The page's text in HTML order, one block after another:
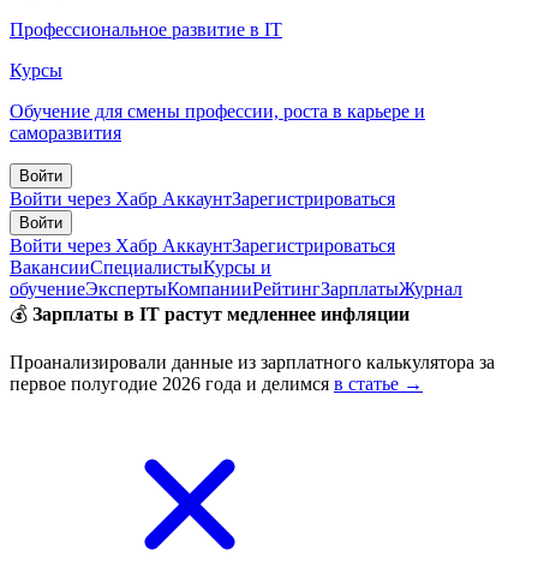
Профессиональное развитие в IT
Курсы
Обучение для смены профессии, роста в карьере и
саморазвития
Войти
Войти через Хабр АккаунтЗарегистрироваться
Войти
Войти через Хабр АккаунтЗарегистрироваться
ВакансииСпециалистыКурсы и
обучениеЭкспертыКомпанииРейтингЗарплатыЖурнал
💰 Зарплаты в IT растут медленнее инфляции
Проанализировали данные из зарплатного калькулятора за
первое полугодие 2026 года и делимся в статье →